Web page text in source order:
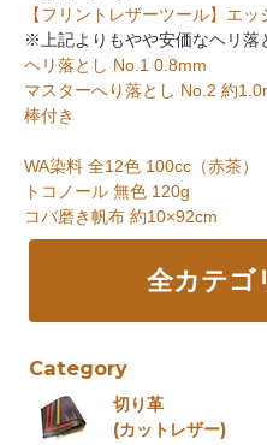
【フリントレザーツール】エ
※上記よりもやや安価なヘリ落
ヘリ落とし No.1 0.8mm
マスターへり落とし No.2 約
棒付き
WA染料 全12色 100cc（赤茶）
トコノール 無色 120g
コバ磨き帆布 約10×92cm
全カテゴ
Category
切り革
(カットレザー)